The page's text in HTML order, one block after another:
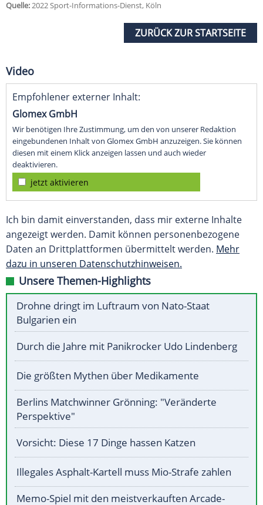
Quelle:2022 Sport-Informations-Dienst, Köln
ZURÜCK ZUR STARTSEITE
Video
Empfohlener externer Inhalt:
Glomex GmbH
Wir benötigen Ihre Zustimmung, um den von unserer Redaktion
eingebundenen Inhalt von Glomex GmbH anzuzeigen. Sie können
diesen mit einem Klick anzeigen lassen und auch wieder
deaktivieren.
jetzt aktivieren
Ich bin damit einverstanden, dass mir externe Inhalte
angezeigt werden. Damit können personenbezogene
Daten an Drittplattformen übermittelt werden. Mehr
dazu in unseren Datenschutzhinweisen.
Unsere Themen-Highlights
Drohne dringt im Luftraum von Nato-Staat
Bulgarien ein
Durch die Jahre mit Panikrocker Udo Lindenberg
Die größten Mythen über Medikamente
Berlins Matchwinner Grönning: "Veränderte
Perspektive"
Vorsicht: Diese 17 Dinge hassen Katzen
Illegales Asphalt-Kartell muss Mio-Strafe zahlen
Memo-Spiel mit den meistverkauften Arcade-